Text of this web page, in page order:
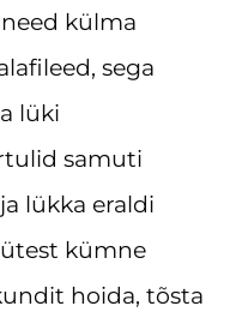
külma
sega
lüki
samuti
lükka eraldi
kümne
hoida, tõsta